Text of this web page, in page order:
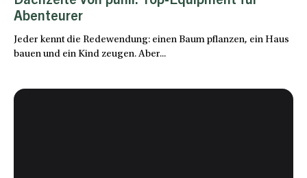
Abenteurer
Jeder kennt die Redewendung: einen Baum pflanzen, ein Haus
bauen und ein Kind zeugen. Aber...